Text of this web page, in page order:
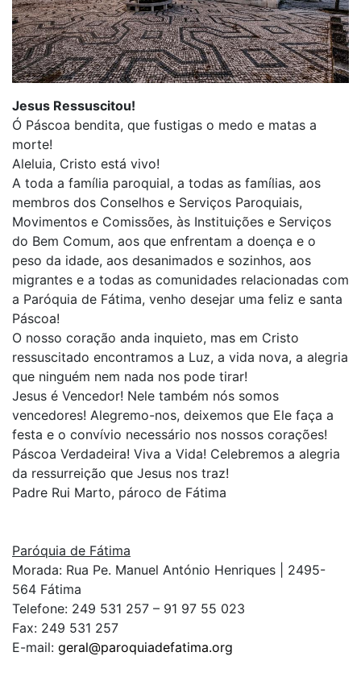
Jesus Ressuscitou!
Ó Páscoa bendita, que fustigas o medo e matas a
morte!
Aleluia, Cristo está vivo!
A toda a família paroquial, a todas as famílias, aos
membros dos Conselhos e Serviços Paroquiais,
Movimentos e Comissões, às Instituições e Serviços
do Bem Comum, aos que enfrentam a doença e o
peso da idade, aos desanimados e sozinhos, aos
migrantes e a todas as comunidades relacionadas com
a Paróquia de Fátima, venho desejar uma feliz e santa
Páscoa!
O nosso coração anda inquieto, mas em Cristo
ressuscitado encontramos a Luz, a vida nova, a alegria
que ninguém nem nada nos pode tirar!
Jesus é Vencedor! Nele também nós somos
vencedores! Alegremo-nos, deixemos que Ele faça a
festa e o convívio necessário nos nossos corações!
Páscoa Verdadeira! Viva a Vida! Celebremos a alegria
da ressurreição que Jesus nos traz!
Padre Rui Marto, pároco de Fátima
Paróquia de Fátima
Morada: Rua Pe. Manuel António Henriques | 2495-
564 Fátima
Telefone: 249 531 257 – 91 97 55 023
Fax: 249 531 257
E-mail: geral@paroquiadefatima.org